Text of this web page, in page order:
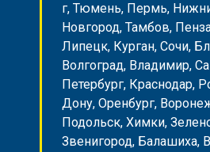
г, Тюмень, Пермь,
Новгород, Тамбов,
Липецк, Курган, Сочи,
Волгоград, Владимир,
Петербург, Краснодар,
Дону, Оренбург,
Подольск, Химки,
Звенигород, Балашиха,